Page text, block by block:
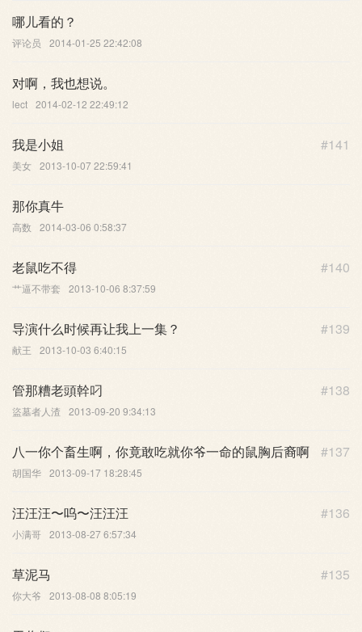
哪儿看的？
评论员 2014-01-25 22:42:08
对啊，我也想说。
lect 2014-02-12 22:49:12
#141
我是小姐
美女 2013-10-07 22:59:41
那你真牛
高数 2014-03-06 0:58:37
#140
老鼠吃不得
艹逼不带套 2013-10-06 8:37:59
#139
导演什么时候再让我上一集？
献王 2013-10-03 6:40:15
#138
管那糟老頭幹叼
盜墓者人渣 2013-09-20 9:34:13
#137
八一你个畜生啊，你竟敢吃就你爷一命的鼠胸后裔啊
胡国华 2013-09-17 18:28:45
#136
汪汪汪〜呜〜汪汪汪
小满哥 2013-08-27 6:57:34
#135
草泥马
你大爷 2013-08-08 8:05:19